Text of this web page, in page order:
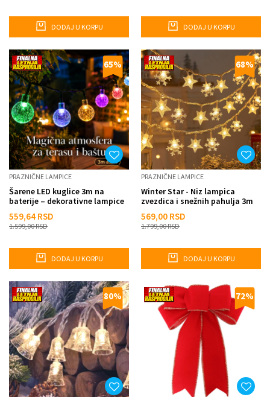
DODAJ U KORPU DODAJ U KORPU
65%
PRAZNIČNE LAMPICE
Šarene LED kuglice 3m na
baterije – dekorativne lampice
559,64 RSD
1.599,00RSD
DODAJ U KORPU
68%
PRAZNIČNE LAMPICE
Winter Star - Niz lampica
zvezdica i snežnih pahulja 3m
569,00 RSD
1.799,00RSD
DODAJ U KORPU
80% 72%